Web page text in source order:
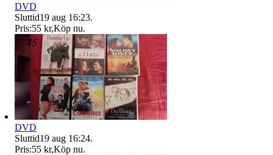
DVD
Sluttid19 aug 16:23.
Pris:55 kr,Köp nu.
DVD
Sluttid19 aug 16:24.
Pris:55 kr,Köp nu.